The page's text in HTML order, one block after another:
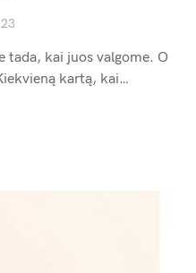
tada, kai juos valgome. O
kartą, kai…